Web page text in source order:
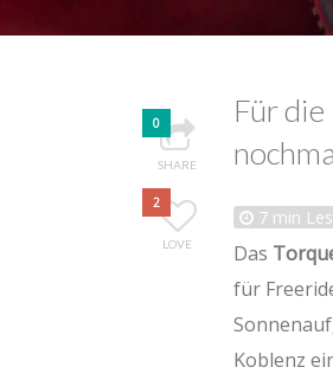
0
SHARE
2
LOVE
Für
7 min
Das
für
Koblenz